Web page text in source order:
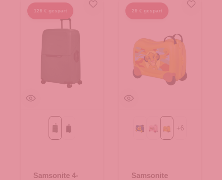
129 € gespart
forest green
graphite
Samsonite 4-
29 € gespart
Mickey Happy
Minnie Flower Power
Simba
+6
Samsonite